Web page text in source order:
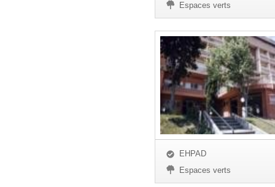
Espaces verts
EHPAD
Espaces verts